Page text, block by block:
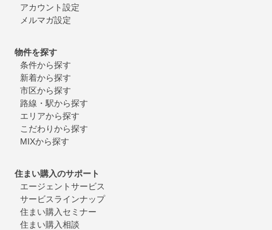
アカウント設定
メルマガ設定
物件を探す
条件から探す
新着から探す
市区から探す
路線・駅から探す
エリアから探す
こだわりから探す
MIXから探す
住まい購入のサポート
エージェントサービス
サービスラインナップ
住まい購入セミナー
住まい購入相談